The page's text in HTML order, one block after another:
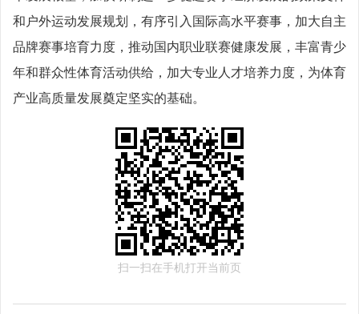
和户外运动发展规划，有序引入国际高水平赛事，加大自主
品牌赛事培育力度，推动国内职业联赛健康发展，丰富青少
年和群众性体育活动供给，加大专业人才培养力度，为体育
产业高质量发展奠定坚实的基础。
扫一扫在手机打开当前页